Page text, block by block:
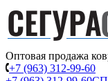
Оптовая продажа
+7 (963) 312-99-60